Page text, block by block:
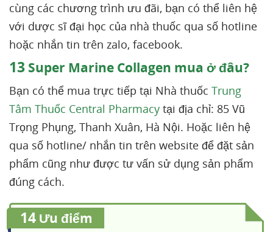
cùng các chương trình ưu đãi, bạn có thể liên hệ
với dược sĩ đại học của nhà thuốc qua số hotline
hoặc nhắn tin trên zalo, facebook.
13 Super Marine Collagen mua ở đâu?
Bạn có thể mua trực tiếp tại Nhà thuốc Trung
Tâm Thuốc Central Pharmacy tại địa chỉ: 85 Vũ
Trọng Phụng, Thanh Xuân, Hà Nội. Hoặc liên hệ
qua số hotline/ nhắn tin trên website để đặt sản
phẩm cũng như được tư vấn sử dụng sản phẩm
đúng cách.
14 Ưu điểm